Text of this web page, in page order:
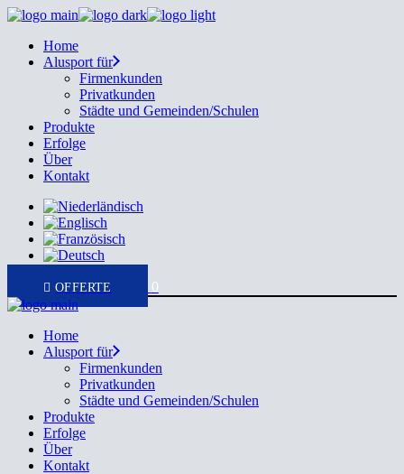
Skip
content
Home
Alusport für
Firmenkunden
Privatkunden
Städte und Gemeinden/Schulen
Produkte
Erfolge
Über
Kontakt
0
Home
Alusport für
Firmenkunden
Privatkunden
Städte und Gemeinden/Schulen
Produkte
Erfolge
Über
Kontakt